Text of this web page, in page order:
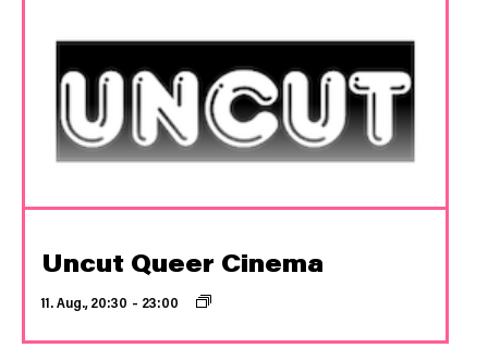
Uncut Queer Cinema
11. Aug., 20:30 – 23:00